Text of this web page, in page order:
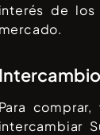
interés de
mercado.
Para
intercambiar